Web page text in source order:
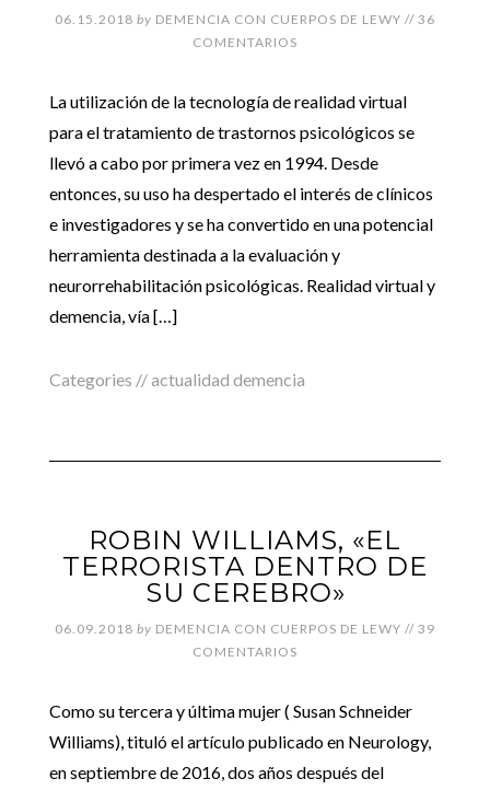
06.15.2018 by DEMENCIA CON CUERPOS DE LEWY // 36
COMENTARIOS
La utilización de la tecnología de realidad virtual
para el tratamiento de trastornos psicológicos se
llevó a cabo por primera vez en 1994. Desde
entonces, su uso ha despertado el interés de clínicos
e investigadores y se ha convertido en una potencial
herramienta destinada a la evaluación y
neurorrehabilitación psicológicas. Realidad virtual y
demencia, vía […]
Categories //actualidad demencia
ROBIN WILLIAMS, «EL
TERRORISTA DENTRO DE
SU CEREBRO»
06.09.2018 by DEMENCIA CON CUERPOS DE LEWY // 39
COMENTARIOS
Como su tercera y última mujer ( Susan Schneider
Williams), tituló el artículo publicado en Neurology,
en septiembre de 2016, dos años después del